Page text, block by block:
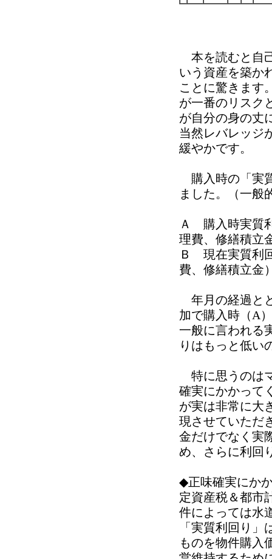
本を読むと自
いう資産を築か
ことに驚きます
が一番のリスク
が自分の身の丈
当然レバレッジ
緩やかです。
購入時の「実
ました。（一般
Ａ 購入時実質
理費、修繕積立
Ｂ 現在実質
費、修繕積立金
年月の経過と
加で購入時（A
一般に言われる
りはもっと低い
特に思うのは
確実にかかって
が実は非常に大
現させていただ
金だけでなく実
め、さらに利回
◆正味確実にか
定資産税＆都市
件によっては水
「実質利回り
ものを物件購入